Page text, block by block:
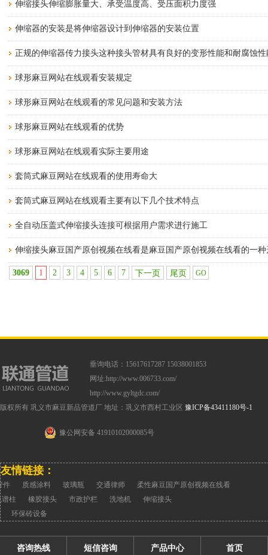
伸缩接头伸缩膨胀量大、承受温度高、受压面积力度强
伸缩器的安装是将伸缩器设计到伸缩器的安装位置
正规的伸缩器传力接头这种接头管材具有良好的变形性能和耐腐蚀性
球形麻豆网站在线观看安装规定
球形麻豆网站在线观看的常见问题和安装方法
球形麻豆网站在线观看的优势
球形麻豆网站在线观看实际主要用途
套筒式麻豆网站在线观看的使用寿命大
套筒式麻豆网站在线观看主要有以下几个技术特点
全自动压盖式伸缩接头连接可根据用户需求进行施工
伸缩接头麻豆国产原创视频在线看是麻豆国产原创视频在线看的一
3069 1 2 3 4 5 6 7 下一页 尾页
垂询电话：15617617287 15038001853
网址:http://www.006733.com/
http://www.gyltgdc.com/
版权所有 巩义市麻豆新品管道厂 地址：巩义市西村工业区 豫ICP备43411180号-1
豫公网安备 41910102000085号
友情链接：
件 质感涂料 玻璃瓶 交通律师
柔性麻豆国产原创视频在线看
谱柱
橡胶接头 市政护栏 洗地机
伸缩接头
环保砖设备
咨询热线 短信咨询 产品中心 首页
网站地图